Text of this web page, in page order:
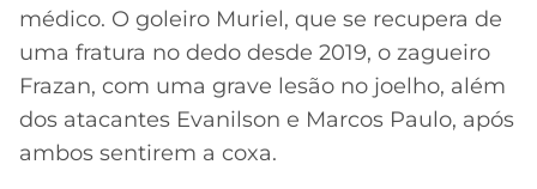
médico. O goleiro Muriel, que se recupera de
uma fratura no dedo desde 2019, o zagueiro
Frazan, com uma grave lesão no joelho, além
dos atacantes Evanilson e Marcos Paulo, após
ambos sentirem a coxa.